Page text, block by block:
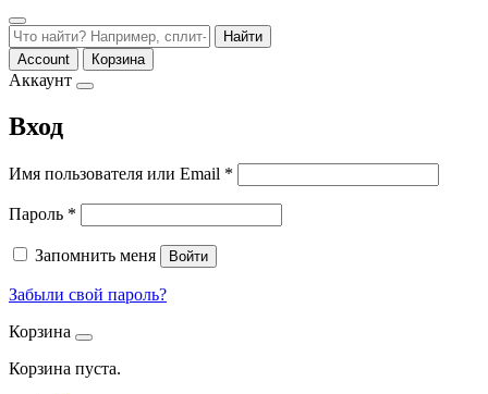
Найти
Account
Корзина
Аккаунт
Вход
Имя пользователя или Email *
Пароль *
Запомнить меня Войти
Забыли свой пароль?
Корзина
Корзина пуста.